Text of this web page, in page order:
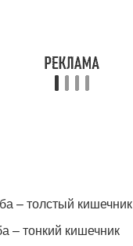
– толстый кишечник
– тонкий кишечник